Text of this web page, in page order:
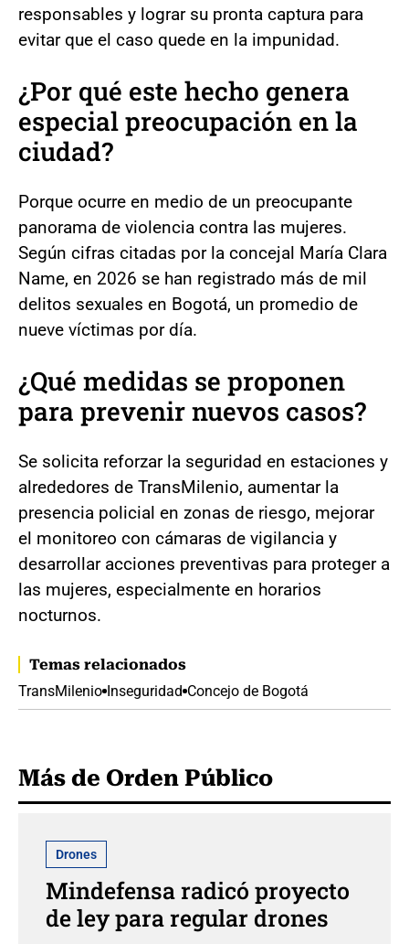
responsables y lograr su pronta captura para
evitar que el caso quede en la impunidad.
¿Por qué este hecho genera
especial preocupación en la
ciudad?
Porque ocurre en medio de un preocupante
panorama de violencia contra las mujeres.
Según cifras citadas por la concejal María Clara
Name, en 2026 se han registrado más de mil
delitos sexuales en Bogotá, un promedio de
nueve víctimas por día.
¿Qué medidas se proponen
para prevenir nuevos casos?
Se solicita reforzar la seguridad en estaciones y
alrededores de TransMilenio, aumentar la
presencia policial en zonas de riesgo, mejorar
el monitoreo con cámaras de vigilancia y
desarrollar acciones preventivas para proteger a
las mujeres, especialmente en horarios
nocturnos.
Temas relacionados
TransMilenio Inseguridad Concejo de Bogotá
Más de Orden Público
Drones
Mindefensa radicó proyecto
de ley para regular drones